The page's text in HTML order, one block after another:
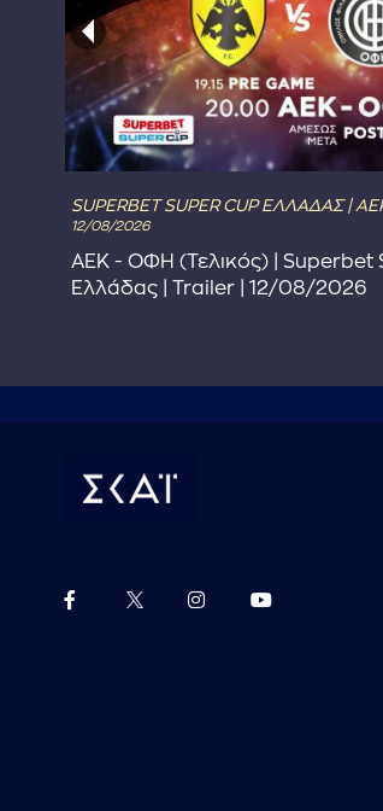
SUPERBET SUPER CUP ΕΛΛΑΔΑΣ |
12/08/2026
ΑΕΚ - ΟΦΗ (Τελικός) | Superbet
Ελλάδας | Trailer | 12/08/2026